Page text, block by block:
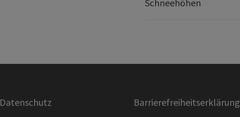
Schneehöhen
Datenschutz Barrierefreiheitserklärung